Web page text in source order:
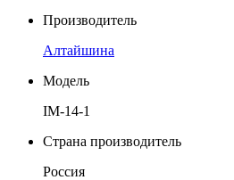
Производитель
Алтайшина
Модель
IM-14-1
Страна производитель
Россия